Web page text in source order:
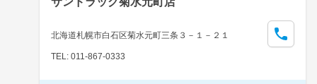
北海道札幌市白石区菊水元町三条３－１－２１
TEL: 011-867-0333